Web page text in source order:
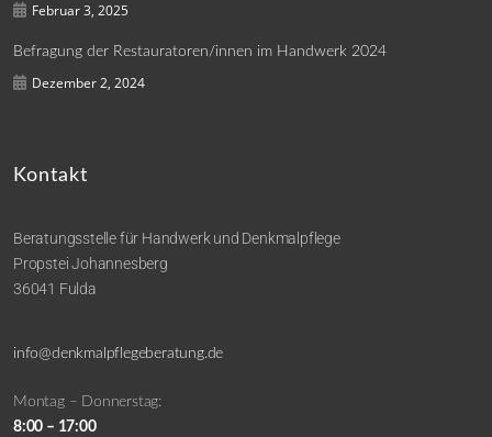
Februar 3, 2025
Befragung der Restauratoren/innen im Handwerk 2024
Dezember 2, 2024
Kontakt
Beratungsstelle für Handwerk und Denkmalpflege
Propstei Johannesberg
36041 Fulda
info@denkmalpflegeberatung.de
Montag – Donnerstag:
8:00 – 17:00